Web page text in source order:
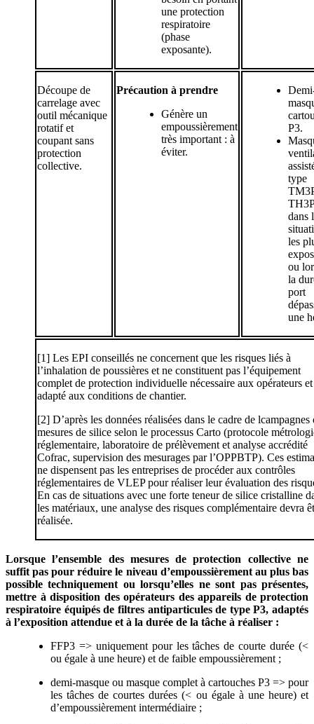
une protection
respiratoire
(phase
exposante).
Découpe de
carrelage avec
outil mécanique
rotatif et
coupant sans
protection
collective.
Précaution à prendre
Génère un
empoussièrement
très important : à
éviter.
P3.
type
TH3P
dans
les
ou
la
port
une
[1] Les EPI conseillés ne concernent que les risques liés à
l’inhalation de poussières et ne constituent pas l’équipement
complet de protection individuelle nécessaire aux opérateurs et
adapté aux conditions de chantier.
[2] D’après les données réalisées dans le cadre de lcampagnes
mesures de silice selon le processus Carto (protocole
réglementaire, laboratoire de prélèvement et analyse accrédité
Cofrac, supervision des mesurages par l’OPPBTP). Ces
ne dispensent pas les entreprises de procéder aux contrôles
réglementaires de VLEP pour réaliser leur évaluation des
En cas de situations avec une forte teneur de silice cristalline
les matériaux, une analyse des risques complémentaire devra
réalisée.
Lorsque l’ensemble des mesures de protection collective ne
suffit pas pour réduire le niveau d’empoussièrement au plus bas
possible techniquement ou lorsqu’elles ne sont pas présentes,
mettre à disposition des opérateurs des appareils de protection
respiratoire équipés de filtres antiparticules de type P3, adaptés
à l’exposition attendue et à la durée de la tâche à réaliser :
FFP3 => uniquement pour les tâches de courte durée (<
ou égale à une heure) et de faible empoussièrement ;
demi-masque ou masque complet à cartouches P3 => pour
les tâches de courtes durées (< ou égale à une heure) et
d’empoussièrement intermédiaire ;